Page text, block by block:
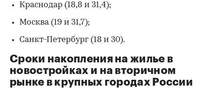
Краснодар (18,8 и 31,4);
Москва (19 и 31,7);
Санкт-Петербург (18 и 30).
Сроки накопления на жилье в
новостройках и на вторичном
рынке в крупных городах России